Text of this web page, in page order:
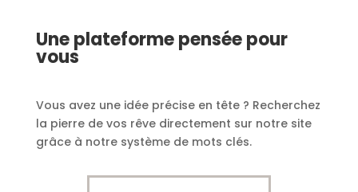
Une plateforme pensée pour
vous
Vous avez une idée précise en tête ? Recherchez
la pierre de vos rêve directement sur notre site
grâce à notre système de mots clés.